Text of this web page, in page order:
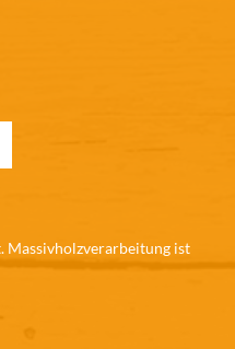
Massivholzverarbeitung ist